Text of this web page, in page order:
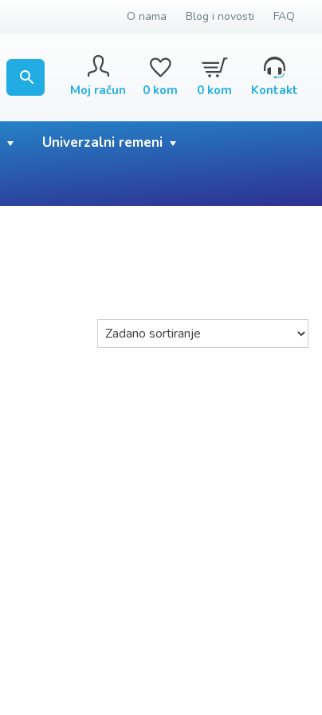
O nama Blog i novosti FAQ
Moj račun 0 kom 0 kom Kontakt
Univerzalni remeni